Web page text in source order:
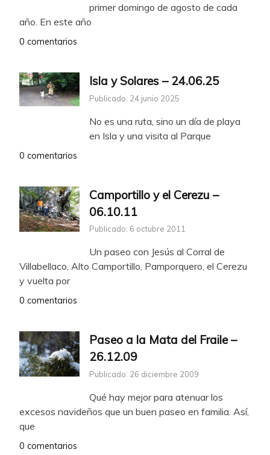
primer domingo de agosto de cada
año. En este año
0 comentarios
Isla y Solares – 24.06.25
Publicado: 24 junio 2025
No es una ruta, sino un día de playa
en Isla y una visita al Parque
0 comentarios
Camportillo y el Cerezu –
06.10.11
Publicado: 6 octubre 2011
Un paseo con Jesús al Corral de
Villabellaco, Alto Camportillo, Pamporquero, el Cerezu
y vuelta por
0 comentarios
Paseo a la Mata del Fraile –
26.12.09
Publicado: 26 diciembre 2009
Qué hay mejor para atenuar los
excesos navideños que un buen paseo en familia. Así,
que
0 comentarios